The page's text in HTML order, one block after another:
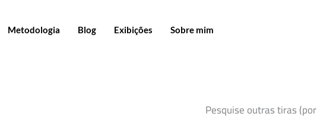
Metodologia Blog Exibições Sobre mim
Pesquise outras tiras (por